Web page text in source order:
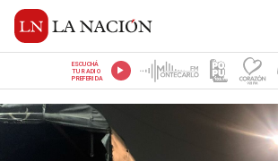
ESCUCHÁ
TU RADIO
PREFERIDA